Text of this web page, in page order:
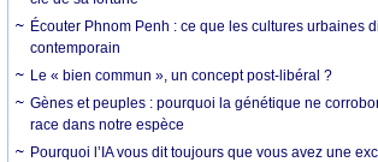
Écouter Phnom Penh : ce que les cultures urbaines
contemporain
Le « bien commun », un concept post-libéral ?
Gènes et peuples : pourquoi la génétique ne
race dans notre espèce
Pourquoi l’IA vous dit toujours que vous avez une